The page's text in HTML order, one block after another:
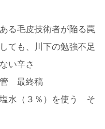
る毛皮技術者が陥る罠
ても、川下の勉強不足
い辛さ
管 最終稿
水（３％）を使う そ